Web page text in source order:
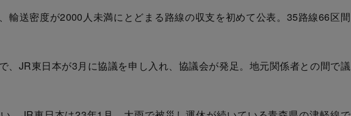
輸送密度が2000人未満にとどまる路線の収支を初めて公表。35路線66区間
、JR東日本が3月に協議を申し入れ、協議会が発足。地元関係者との間で議